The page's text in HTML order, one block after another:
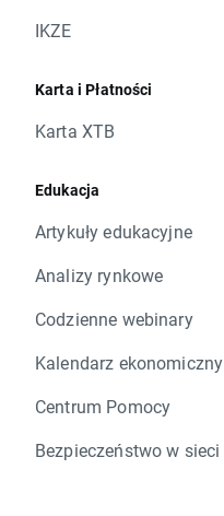
IKZE
Karta i Płatności
Karta XTB
Edukacja
Artykuły edukacyjne
Analizy rynkowe
Codzienne webinary
Kalendarz ekonomiczny
Centrum Pomocy
Bezpieczeństwo w sieci